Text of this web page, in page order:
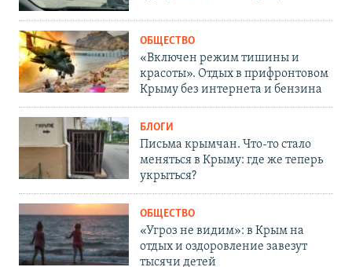
ОБЩЕСТВО
«Включен режим тишины и
красоты». Отдых в прифронтовом
Крыму без интернета и бензина
БЛОГИ
Письма крымчан. Что-то стало
меняться в Крыму: где же теперь
укрыться?
ОБЩЕСТВО
«Угроз не видим»: в Крым на
отдых и оздоровление завезут
тысячи детей